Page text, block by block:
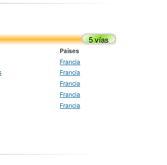
5 vías
Países
Francia
Francia
Francia
Francia
Francia